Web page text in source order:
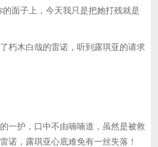
面子上，今天我只是把她打残就是
木白哉的雷诺，听到露琪亚的请求
护，口中不由喃喃道，虽然是被救
诺，露琪亚心底难免有一丝失落！